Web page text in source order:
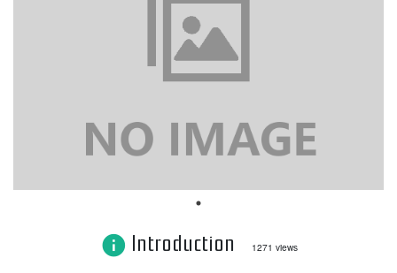
info Introduction 1271 views